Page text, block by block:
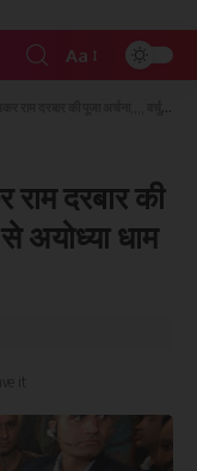
Aa
दरबार की
अयोध्या धाम